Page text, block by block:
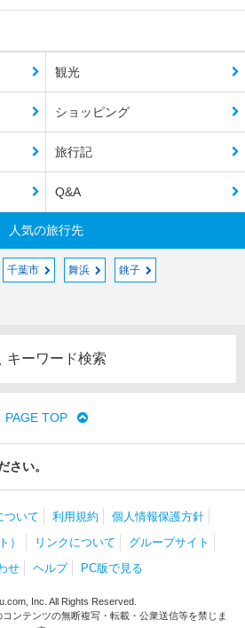
観光
ショッピング
旅行記
Q&A
人気の旅行先
千葉市 舞浜 銚子
キーワード検索
PAGE TOP
さい。
ついて 利用規約
個人情報保護方針
）
リンクについて
グループサイト
せ
ヘルプ PC版で見る
Inc. All Rights Reserved.
ンテンツの無断複写・転載・公衆送信等を禁じま